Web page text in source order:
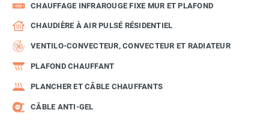
CHAUFFAGE INFRAROUGE FIXE MUR ET PLAFOND
CHAUDIÈRE À AIR PULSÉ RÉSIDENTIEL
VENTILO-CONVECTEUR, CONVECTEUR ET RADIATEUR
PLAFOND CHAUFFANT
PLANCHER ET CÂBLE CHAUFFANTS
CÂBLE ANTI-GEL